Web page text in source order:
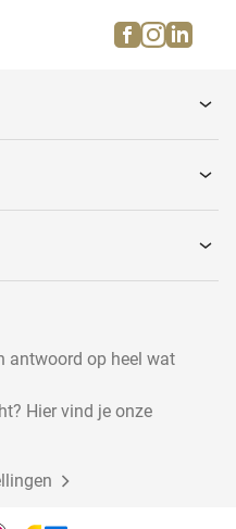
Verzamelhechtmachines
facebook
antwoord op heel wat
Hier vind je onze